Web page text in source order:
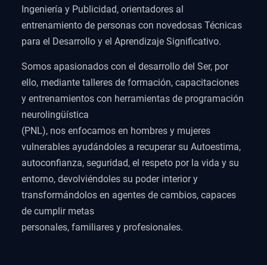
Ingeniería y Publicidad, orientadores al
entrenamiento de personas con novedosas Técnicas
para el Desarrollo y el Aprendizaje Significativo.
Somos apasionados con el desarrollo del Ser, por
ello, mediante talleres de formación, capacitaciones
y entrenamientos con herramientas de programación
neurolingüística
(PNL), nos enfocamos en hombres y mujeres
vulnerables ayudándoles a recuperar su Autoestima,
autoconfianza, seguridad, el respeto por la vida y su
entorno, devolviéndoles su poder interior y
transformándolos en agentes de cambios, capaces
de cumplir metas
personales, familiares y profesionales.